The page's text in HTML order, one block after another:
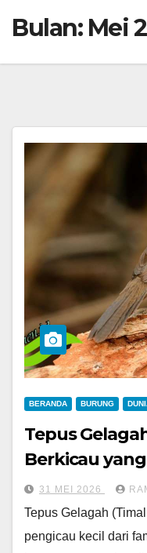
Bulan: Mei
BERANDA BURUNG
Tepus
Berkicau
31 MEI 2026
Tepus Gelagah
pengicau kecil dari